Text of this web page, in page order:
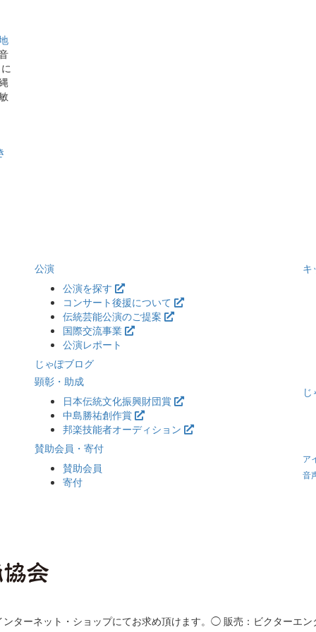
公演
公演を探す
コンサート後援について
伝統芸能公演のご提案
国際交流事業
公演レポート
じゃぽブログ
顕彰・助成
日本伝統文化振興財団賞
中島勝祐創作賞
邦楽技能者オーディション
賛助会員・寄付
賛助会員
寄付
キ
ア
音
ターネット・ショップにてお求め頂けます。◯ 販売：ビクターエ